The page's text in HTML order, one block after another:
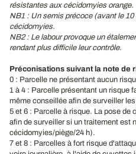
résistantes aux cécidomyies orange.
NB1 : Un semis précoce (avant le
cécidomyies.
NB2 : Le labour provoque un
rendant plus difficile leur contrôle.
Préconisations suivant la note de
0 : Parcelle ne présentant aucun
1 à 4 : Parcelle présentant un risque
même conseillée afin de surveiller
5 et 6 : Parcelle à risque. La pose de
afin de surveiller si un traitement est
cécidomyies/piège/24 h).
7 et 8 : Parcelles à fort risque